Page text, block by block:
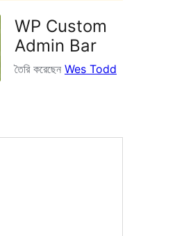
WP Custom
Admin Bar
তৈরি করেছেন Wes Todd